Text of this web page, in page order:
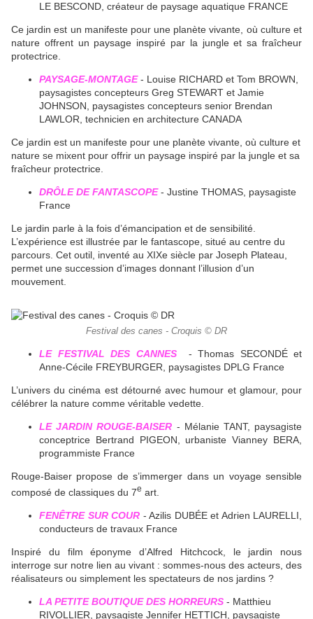
LE BESCOND, créateur de paysage aquatique FRANCE
Ce jardin est un manifeste pour une planète vivante, où culture et
nature offrent un paysage inspiré par la jungle et sa fraîcheur
protectrice.
PAYSAGE-MONTAGE- Louise RICHARD et Tom BROWN,
paysagistes concepteurs Greg STEWART et Jamie
JOHNSON, paysagistes concepteurs senior Brendan
LAWLOR, technicien en architecture CANADA
Ce jardin est un manifeste pour une planète vivante, où culture et
nature se mixent pour offrir un paysage inspiré par la jungle et sa
fraîcheur protectrice.
DRÔLE DE FANTASCOPE- Justine THOMAS, paysagiste
France
Le jardin parle à la fois d’émancipation et de sensibilité.
L’expérience est illustrée par le fantascope, situé au centre du
parcours. Cet outil, inventé au XIXe siècle par Joseph Plateau,
permet une succession d’images donnant l’illusion d’un
mouvement.
Festival des canes - Croquis © DR
LE FESTIVAL DES CANNES- Thomas SECONDÉ et
Anne-Cécile FREYBURGER, paysagistes DPLG France
L’univers du cinéma est détourné avec humour et glamour, pour
célébrer la nature comme véritable vedette.
LE JARDIN ROUGE-BAISER - Mélanie TANT, paysagiste
conceptrice Bertrand PIGEON, urbaniste Vianney BERA,
programmiste France
Rouge-Baiser propose de s’immerger dans un voyage sensible
composé de classiques du 7e art.
FENÊTRE SUR COUR - Azilis DUBÉE et Adrien LAURELLI,
conducteurs de travaux France
Inspiré du film éponyme d’Alfred Hitchcock, le jardin nous
interroge sur notre lien au vivant : sommes-nous des acteurs, des
réalisateurs ou simplement les spectateurs de nos jardins ?
LA PETITE BOUTIQUE DES HORREURS - Matthieu
RIVOLLIER, paysagiste Jennifer HETTICH, paysagiste